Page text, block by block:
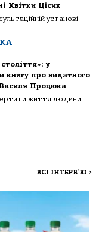
Квітки Цісик
установі
у
книгу про видатного
Процюка
життя людини
ВСІ ІНТЕРВ'Ю >